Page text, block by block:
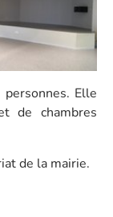
Elle
de chambres
de la mairie.